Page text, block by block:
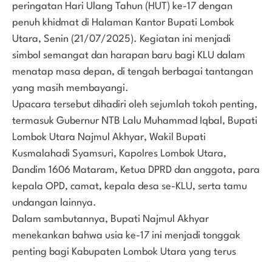
peringatan Hari Ulang Tahun (HUT) ke-17 dengan
penuh khidmat di Halaman Kantor Bupati Lombok
Utara, Senin (21/07/2025). Kegiatan ini menjadi
simbol semangat dan harapan baru bagi KLU dalam
menatap masa depan, di tengah berbagai tantangan
yang masih membayangi.
Upacara tersebut dihadiri oleh sejumlah tokoh penting,
termasuk Gubernur NTB Lalu Muhammad Iqbal, Bupati
Lombok Utara Najmul Akhyar, Wakil Bupati
Kusmalahadi Syamsuri, Kapolres Lombok Utara,
Dandim 1606 Mataram, Ketua DPRD dan anggota, para
kepala OPD, camat, kepala desa se-KLU, serta tamu
undangan lainnya.
Dalam sambutannya, Bupati Najmul Akhyar
menekankan bahwa usia ke-17 ini menjadi tonggak
penting bagi Kabupaten Lombok Utara yang terus